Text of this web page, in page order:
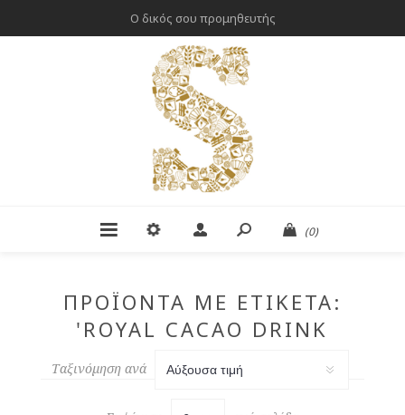
Ο δικός σου προμηθευτής
(0)
ΠΡΟΪΌΝΤΑ ΜΕ ΕΤΙΚΈΤΑ:
'ROYAL CACAO DRINK
Ταξινόμηση ανά